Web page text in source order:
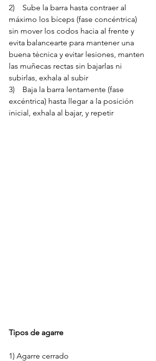
2)    Sube la barra hasta contraer al
máximo los bíceps (fase concéntrica)
sin mover los codos hacia al frente y
evita balancearte para mantener una
buena técnica y evitar lesiones, manten
las muñecas rectas sin bajarlas ni
subirlas, exhala al subir
3)    Baja la barra lentamente (fase
excéntrica) hasta llegar a la posición
inicial, exhala al bajar, y repetir
Tipos de agarre
1) Agarre cerrado